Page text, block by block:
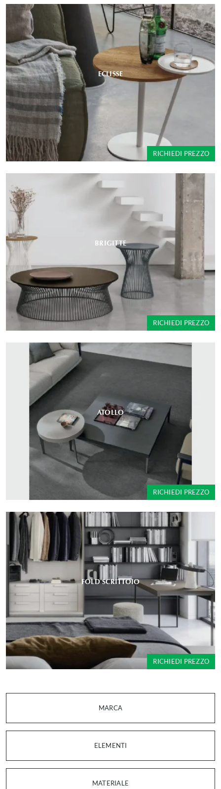
MARCA
ELEMENTI
MATERIALE
ECLISSE
RICHIEDI PREZZO
BRIGITTE
RICHIEDI PREZZO
ATOLLO
RICHIEDI PREZZO
FOLD SCRITTOIO
RICHIEDI PREZZO